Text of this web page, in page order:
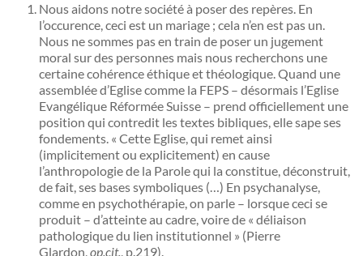
Nous aidons notre société à poser des repères. En
l’occurence, ceci est un mariage ; cela n’en est pas un.
Nous ne sommes pas en train de poser un jugement
moral sur des personnes mais nous recherchons une
certaine cohérence éthique et théologique. Quand une
assemblée d’Eglise comme la FEPS – désormais l’Eglise
Evangélique Réformée Suisse – prend officiellement une
position qui contredit les textes bibliques, elle sape ses
fondements. « Cette Eglise, qui remet ainsi
(implicitement ou explicitement) en cause
l’anthropologie de la Parole qui la constitue, déconstruit,
de fait, ses bases symboliques (…) En psychanalyse,
comme en psychothérapie, on parle – lorsque ceci se
produit – d’atteinte au cadre, voire de « déliaison
pathologique du lien institutionnel » (Pierre
Glardon,op.cit., p.219).